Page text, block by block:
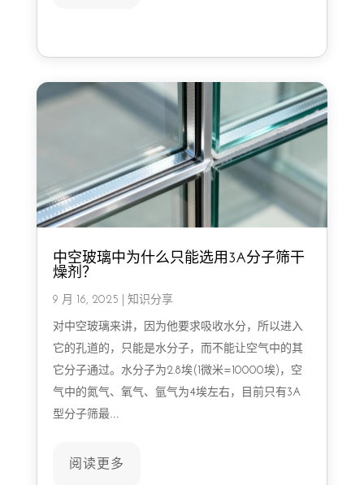
中空玻璃中为什么只能选用3A分子筛干
燥剂？
9 月 16, 2025 知识分享
对中空玻璃来讲，因为他要求吸收水分，所以进入
它的孔道的，只能是水分子，而不能让空气中的其
它分子通过。水分子为2.8埃(1微米=10000埃)，空
气中的氮气、氧气、氩气为4埃左右，目前只有3A
型分子筛最…
阅读更多